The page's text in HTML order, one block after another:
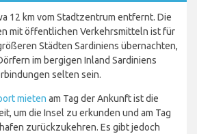
12 km vom Stadtzentrum entfernt. Die
mit öffentlichen Verkehrsmitteln ist für
Städten Sardiniens übernachten,
im bergigen Inland Sardiniens
selten sein.
mieten am Tag der Ankunft ist die
um die Insel zu erkunden und am Tag
zurückzukehren. Es gibt jedoch